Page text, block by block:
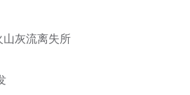
灰流离失所